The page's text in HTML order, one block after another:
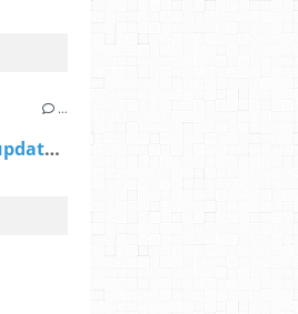
…
Josette Guerin updated her profile picture.